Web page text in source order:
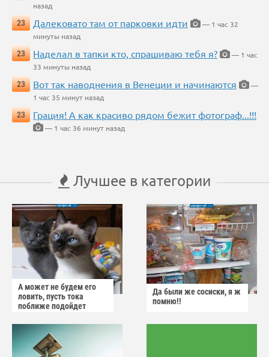
назад
23
Далековато там от парковки идти
— 1 час 32
минуты назад
23
Наделал в тапки кто, спрашиваю тебя я?
— 1 час
33 минуты назад
23
Вот так наводнения в Венеции и начинаются
—
1 час 35 минут назад
23
Грация! А как красиво рядом бежит фотограф...!!!
— 1 час 36 минут назад
Лучшее в категории
А может не будем его
ловить, пусть тока
поближе подойдет
Да были же сосиски, я ж
помню!!